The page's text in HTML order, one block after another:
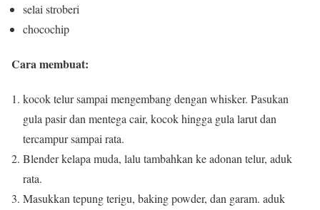
selai stroberi
chocochip
Cara membuat:
kocok telur sampai mengembang dengan whisker. Pasukan
gula pasir dan mentega cair, kocok hingga gula larut dan
tercampur sampai rata.
Blender kelapa muda, lalu tambahkan ke adonan telur, aduk
rata.
Masukkan tepung terigu, baking powder, dan garam. aduk